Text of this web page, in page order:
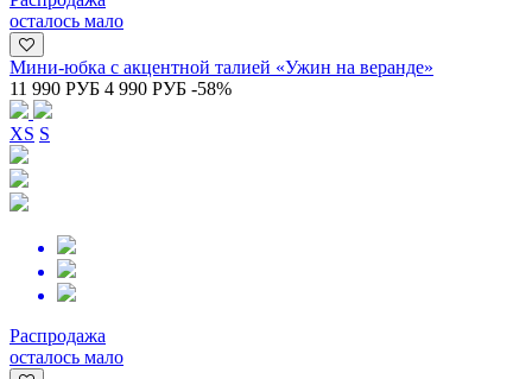
осталось мало
Мини-юбка с акцентной талией «Ужин на веранде»
11 990 РУБ 4 990 РУБ -58%
XS S
Распродажа
осталось мало